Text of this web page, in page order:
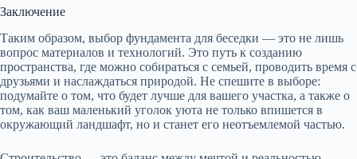
Заключение
Таким образом, выбор фундамента для беседки — это не лишь
вопрос материалов и технологий. Это путь к созданию
пространства, где можно собираться с семьей, проводить время с
друзьями и наслаждаться природой. Не спешите в выборе:
подумайте о том, что будет лучше для вашего участка, а также о
том, как ваш маленький уголок уюта не только впишется в
окружающий ландшафт, но и станет его неотъемлемой частью.